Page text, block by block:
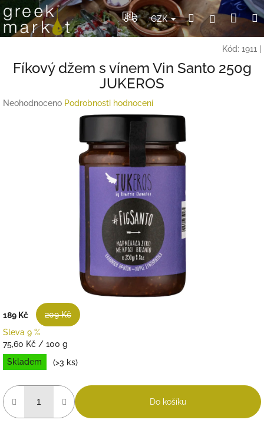
na
obsah
CZK HledatPřihlášení
Kód: 1911
Fíkový džem s vínem Vin Santo 250g
JUKEROS
Průměrné
Neohodnoceno Podrobnosti hodnocení
189 Kč
209 Kč
Sleva 9 %
Měrná
cena:
75,60 Kč / 100 g
Skladem
(>3 ks)
Do košíku